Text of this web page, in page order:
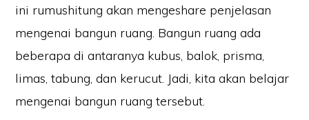
ini rumushitung akan mengeshare penjelasan
mengenai bangun ruang. Bangun ruang ada
beberapa di antaranya kubus, balok, prisma,
limas, tabung, dan kerucut. Jadi, kita akan belajar
mengenai bangun ruang tersebut.